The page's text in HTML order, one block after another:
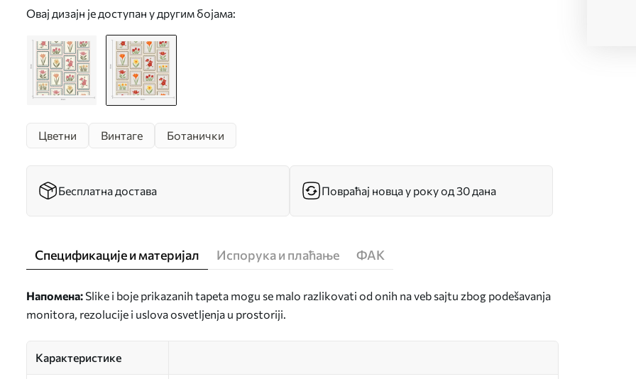
Овај дизајн је доступан у другим бојама:
Цветни Винтаге Ботанички
Бесплатна достава Повраћај новца у року од 30 дана
Спецификације и материјал Испорука и плаћање ФАК
Напомена: Slike i boje prikazanih tapeta mogu se malo razlikovati od onih na veb sajtu zbog podešavanja
monitora, rezolucije i uslova osvetljenja u prostoriji.
Карактеристике